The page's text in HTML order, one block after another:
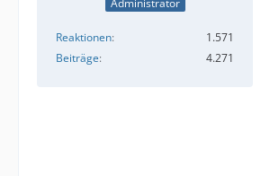
Administrator
Reaktionen
1.571
Beiträge
4.271